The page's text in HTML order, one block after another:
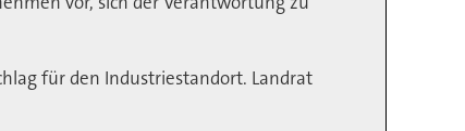
für den Industriestandort. Landrat